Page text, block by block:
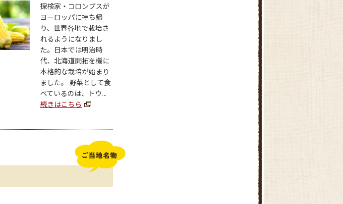
探検家・コロンブスが
ヨーロッパに持ち帰
り、世界各地で栽培さ
れるようになりまし
た。日本では明治時
代、北海道開拓を機に
本格的な栽培が始まり
ました。 野菜として食
べているのは、トウ...
続きはこちら